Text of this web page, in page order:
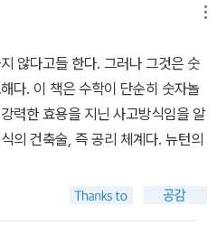
외친다. 끝까지 따라갈 ‘용기’를
유인력의 법칙을 증명하며 유레카
이 책은 그동안 기하학 지식에 목말
자이자 과학사학
“소년 시절부터 한문에 능해 동양
천문연구원 선임연구원인 저자
않다고들 한다. 그러나 그것은 숫
다. 이 책은 수학이 단순히 숫자놀
력한 효용을 지닌 사고방식임을 알
의 건축술, 즉 공리 체계다. 뉴턴의